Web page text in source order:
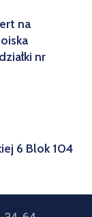
na
nr
6 Blok 104